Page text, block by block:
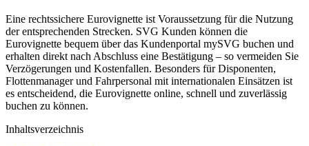
Eine rechtssichere Eurovignette ist Voraussetzung für die Nutzung
der entsprechenden Strecken. SVG Kunden können die
Eurovignette bequem über das Kundenportal mySVG buchen und
erhalten direkt nach Abschluss eine Bestätigung – so vermeiden Sie
Verzögerungen und Kostenfallen. Besonders für Disponenten,
Flottenmanager und Fahrpersonal mit internationalen Einsätzen ist
es entscheidend, die Eurovignette online, schnell und zuverlässig
buchen zu können.
Inhaltsverzeichnis